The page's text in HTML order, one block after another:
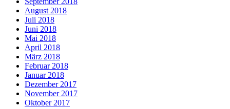
August 2018
Juli 2018
Juni 2018
Mai 2018
April 2018
März 2018
Februar 2018
Januar 2018
Dezember 2017
November 2017
Oktober 2017